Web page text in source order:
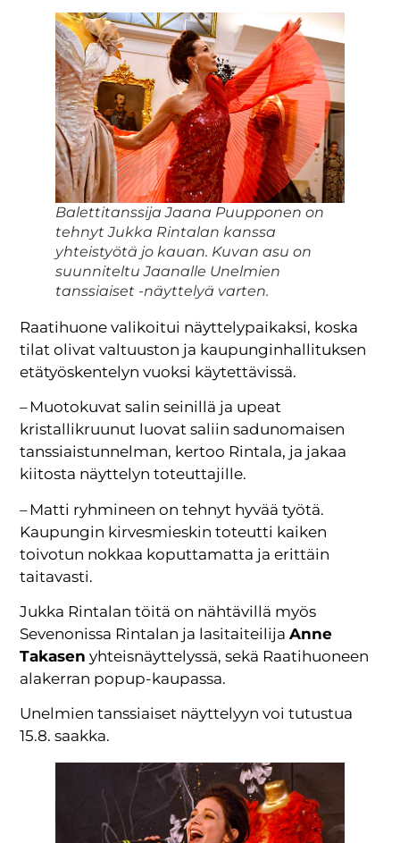
Balettitanssija Jaana Puupponen on
tehnyt Jukka Rintalan kanssa
yhteistyötä jo kauan. Kuvan asu on
suunniteltu Jaanalle Unelmien
tanssiaiset -näyttelyä varten.
Raatihuone valikoitui näyttelypaikaksi, koska
tilat olivat valtuuston ja kaupunginhallituksen
etätyöskentelyn vuoksi käytettävissä.
– Muotokuvat salin seinillä ja upeat
kristallikruunut luovat saliin sadunomaisen
tanssiaistunnelman, kertoo Rintala, ja jakaa
kiitosta näyttelyn toteuttajille.
– Matti ryhmineen on tehnyt hyvää työtä.
Kaupungin kirvesmieskin toteutti kaiken
toivotun nokkaa koputtamatta ja erittäin
taitavasti.
Jukka Rintalan töitä on nähtävillä myös
Sevenonissa Rintalan ja lasitaiteilijaAnne
Takasen yhteisnäyttelyssä, sekä Raatihuoneen
alakerran popup-kaupassa.
Unelmien tanssiaiset näyttelyyn voi tutustua
15.8. saakka.